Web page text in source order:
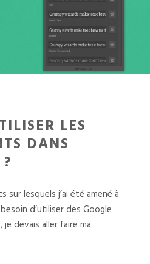
LES
DANS
lesquels j’ai été amené à
d’utiliser des Google
devais aller faire ma